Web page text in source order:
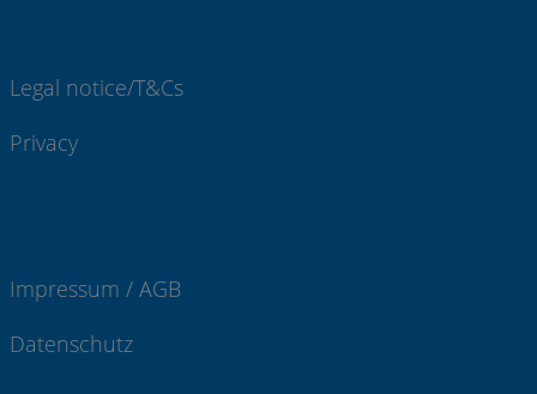
Legal notice/T&Cs
Privacy
Impressum / AGB
Datenschutz